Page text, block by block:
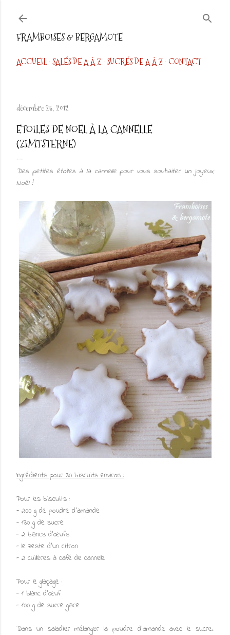
FRAMBOISES & BERGAMOTE
ACCUEIL SALÉS DE A À Z SUCRÉS DE A À Z CONTACT
décembre 25, 2012
ETOILES DE NOËL À LA CANNELLE
(ZIMTSTERNE)
Des petites étoiles à la cannelle pour vous souhaiter un joyeux
Noël !
Ingrédients pour 30 biscuits environ :
Pour les biscuits :
- 200 g de poudre d'amande
- 130 g de sucre
- 2 blancs d’œufs
- le zeste d'un citron
- 2 cuillères à café de cannelle
Pour le glaçage :
- 1 blanc d’œuf
- 100 g de sucre glace
Dans un saladier mélanger la poudre d'amande avec le sucre.